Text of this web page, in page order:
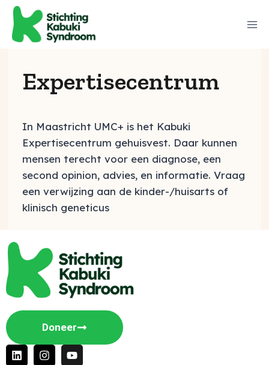
Expertisecentrum
In Maastricht UMC+ is het Kabuki
Expertisecentrum gehuisvest. Daar kunnen
mensen terecht voor een diagnose, een
second opinion, advies, en informatie. Vraag
een verwijzing aan de kinder-/huisarts of
klinisch geneticus
Doneer